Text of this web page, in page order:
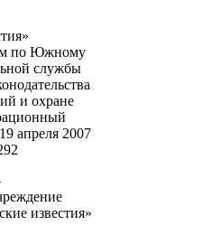
по Южному
службы
и охране
апреля 2007
известия»